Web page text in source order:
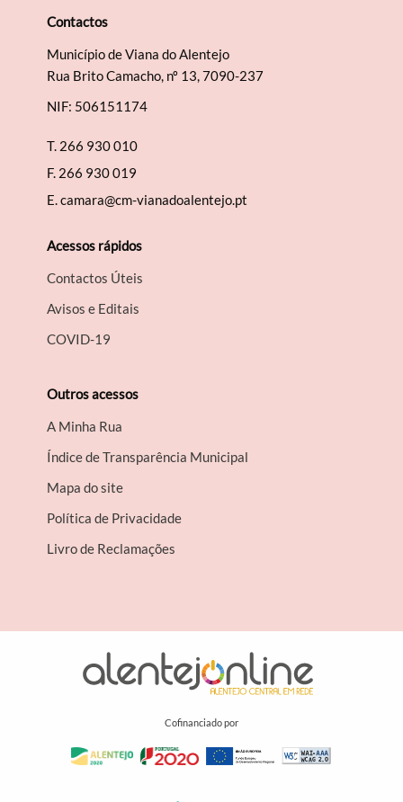
Contactos
Município de Viana do Alentejo
Rua Brito Camacho, nº 13, 7090-237
NIF: 506151174
T. 266 930 010
F. 266 930 019
E.camara@cm-vianadoalentejo.pt
Acessos rápidos
Contactos Úteis
Avisos e Editais
COVID-19
Outros acessos
A Minha Rua
Índice de Transparência Municipal
Mapa do site
Política de Privacidade
Livro de Reclamações
Cofinanciado por